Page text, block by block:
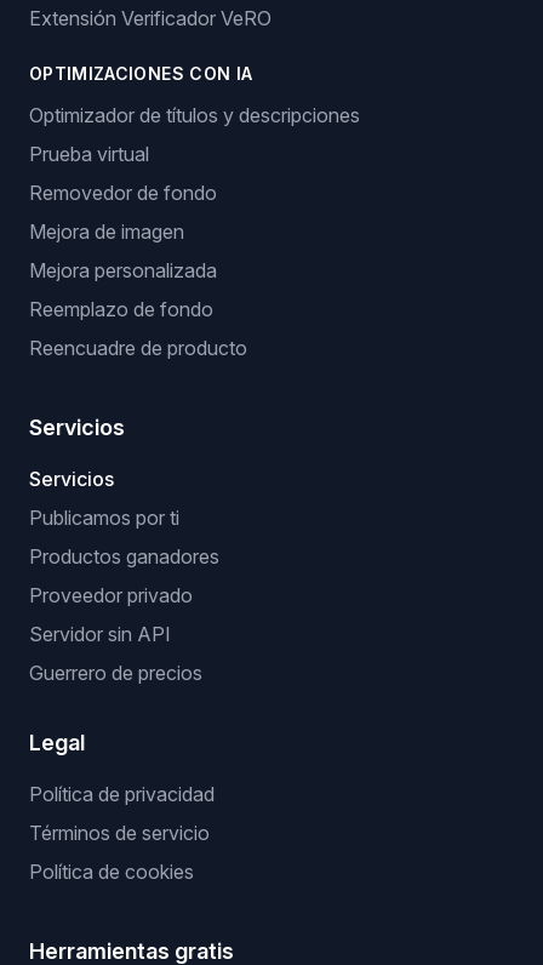
Extensión Verificador VeRO
OPTIMIZACIONES CON IA
Optimizador de títulos y descripciones
Prueba virtual
Removedor de fondo
Mejora de imagen
Mejora personalizada
Reemplazo de fondo
Reencuadre de producto
Servicios
Servicios
Publicamos por ti
Productos ganadores
Proveedor privado
Servidor sin API
Guerrero de precios
Legal
Política de privacidad
Términos de servicio
Política de cookies
Herramientas gratis